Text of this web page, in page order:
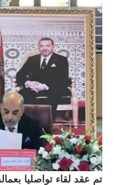
تم عقد لقاء تواصليا